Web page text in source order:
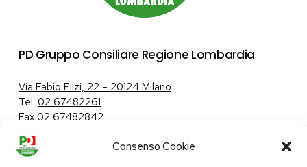
Consenso Cookie
PD Gruppo Consiliare Regione Lombardia
Via Fabio Filzi, 22 – 20124 Milano
Tel. 02 67482261
Fax 02 67482842
Tutela dei dati personali|Politica sui cookie